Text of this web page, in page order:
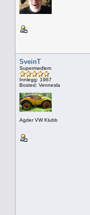
SveinT
Supermedlem
Innlegg: 1967
Bosted: Vennesla
Agder VW Klubb